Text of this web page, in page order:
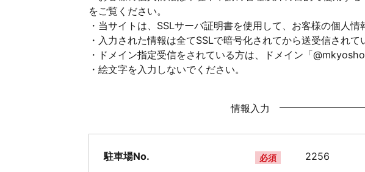
をご覧ください。
・当サイトは、SSLサーバ証明書を使用して、お客様の個人情
・入力された情報は全てSSLで暗号化されてから送受信されて
・ドメイン指定受信をされている方は、ドメイン「
・絵文字を入力しないでください。
情報入力
駐車場No. 必須 2256